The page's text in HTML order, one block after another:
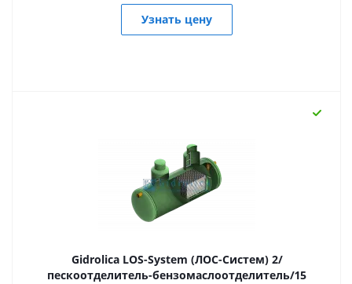
Узнать цену
Gidrolica LOS-System (ЛОС-Систем) 2/
пескоотделитель-бензомаслоотделитель/15